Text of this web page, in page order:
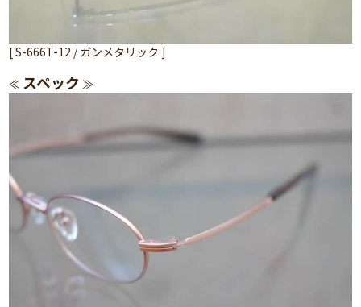
[ S-666T-12 / ガンメタリック ]
≪ スペック ≫